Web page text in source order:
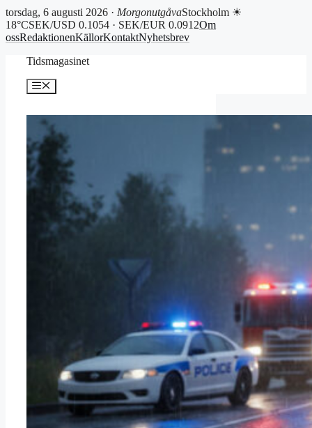
torsdag, 6 augusti 2026 · MorgonutgåvaStockholm ☀
18°CSEK/USD 0.1054 · SEK/EUR 0.0912Om
ossRedaktionenKällorKontaktNyhetsbrev
Tidsmagasinet
Meny